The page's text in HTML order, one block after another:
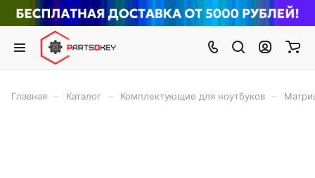
Главная Каталог Комплектующие для ноутбуков